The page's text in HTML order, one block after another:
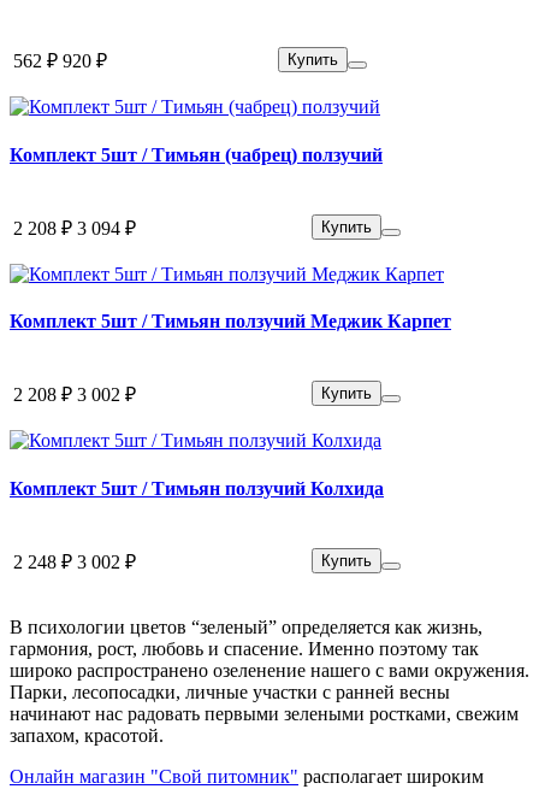
562 ₽ 920 ₽ Купить
Комплект 5шт / Тимьян (чабрец) ползучий
2 208 ₽ 3 094 ₽ Купить
Комплект 5шт / Тимьян ползучий Меджик Карпет
2 208 ₽ 3 002 ₽ Купить
Комплект 5шт / Тимьян ползучий Колхида
2 248 ₽ 3 002 ₽ Купить
В психологии цветов “зеленый” определяется как жизнь,
гармония, рост, любовь и спасение. Именно поэтому так
широко распространено озеленение нашего с вами окружения.
Парки, лесопосадки, личные участки с ранней весны
начинают нас радовать первыми зелеными ростками, свежим
запахом, красотой.
Онлайн магазин "Свой питомник" располагает широким